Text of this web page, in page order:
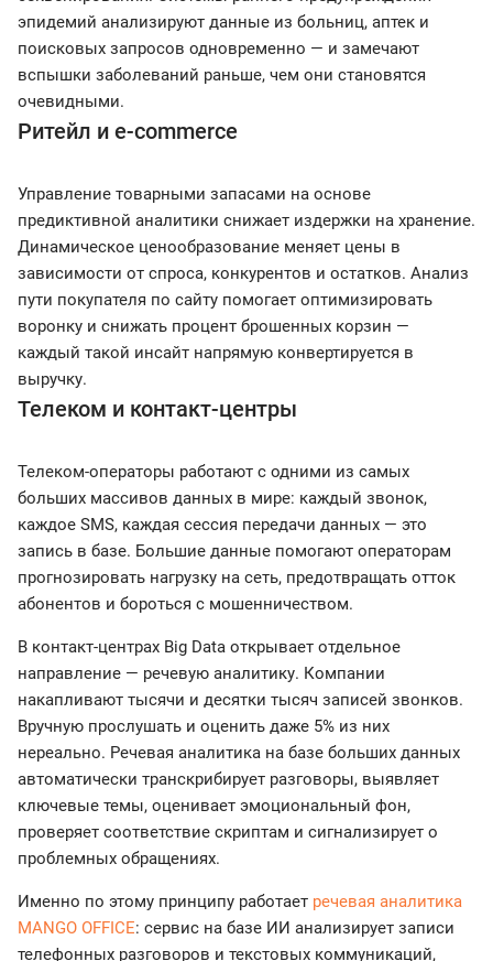
эпидемий анализируют данные из больниц, аптек и
поисковых запросов одновременно — и замечают
вспышки заболеваний раньше, чем они становятся
очевидными.
Ритейл и e-commerce
Управление товарными запасами на основе
предиктивной аналитики снижает издержки на хранение.
Динамическое ценообразование меняет цены в
зависимости от спроса, конкурентов и остатков. Анализ
пути покупателя по сайту помогает оптимизировать
воронку и снижать процент брошенных корзин —
каждый такой инсайт напрямую конвертируется в
выручку.
Телеком и контакт-центры
Телеком-операторы работают с одними из самых
больших массивов данных в мире: каждый звонок,
каждое SMS, каждая сессия передачи данных — это
запись в базе. Большие данные помогают операторам
прогнозировать нагрузку на сеть, предотвращать отток
абонентов и бороться с мошенничеством.
В контакт-центрах Big Data открывает отдельное
направление — речевую аналитику. Компании
накапливают тысячи и десятки тысяч записей звонков.
Вручную прослушать и оценить даже 5% из них
нереально. Речевая аналитика на базе больших данных
автоматически транскрибирует разговоры, выявляет
ключевые темы, оценивает эмоциональный фон,
проверяет соответствие скриптам и сигнализирует о
проблемных обращениях.
Именно по этому принципу работает речевая аналитика
MANGO OFFICE: сервис на базе ИИ анализирует записи
телефонных разговоров и текстовых коммуникаций,